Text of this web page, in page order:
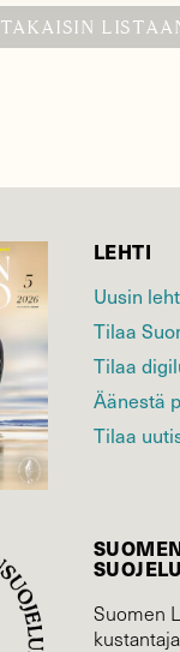
TAKAISIN
LEHTI
Uusin
Tilaa
Tilaa
Äänestä
Tilaa
Suomen